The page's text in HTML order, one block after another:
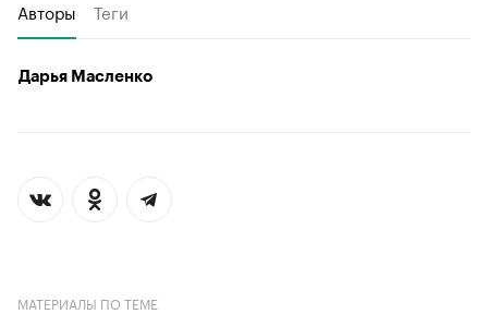
Авторы Теги
Дарья Масленко
МАТЕРИАЛЫ ПО ТЕМЕ